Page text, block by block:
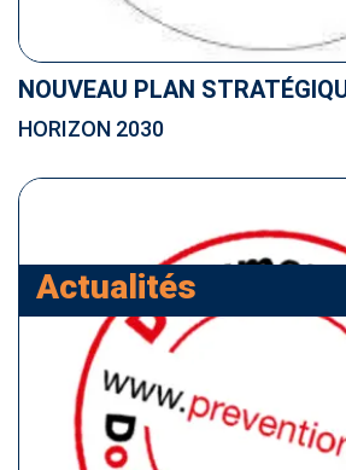
NOUVEAU PLAN
HORIZON 2030
Actualités